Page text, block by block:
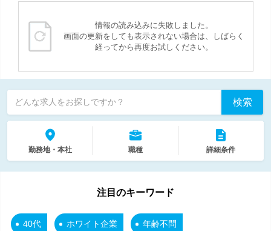
情報の読み込みに失敗しました。
画面の更新をしても表示されない場合は、しばらく
経ってから再度お試しください。
どんな求人をお探しですか？ 検索
勤務地・本社 職種 詳細条件
注目のキーワード
40代 ホワイト企業 年齢不問